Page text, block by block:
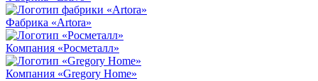
Фабрика «Artora»
Компания «Росметалл»
Компания «Gregory Home»